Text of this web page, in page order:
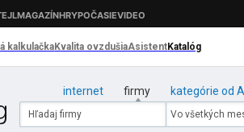
internet firmy kategórie od